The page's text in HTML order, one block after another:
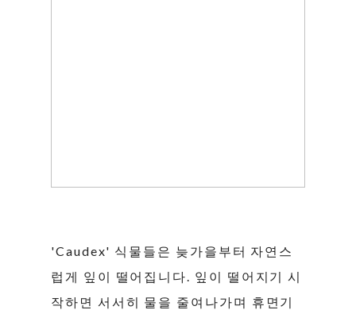
'Caudex' 식물들은 늦가을부터 자연스
럽게 잎이 떨어집니다. 잎이 떨어지기 시
작하면 서서히 물을 줄여나가며 휴면기